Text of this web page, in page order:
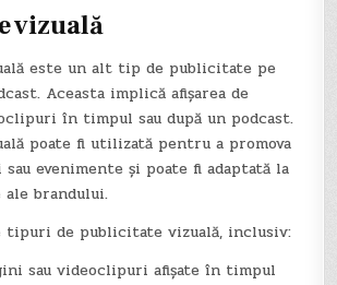
vizuală
este un alt tip de publicitate pe
Aceasta implică afișarea de
în timpul sau după un podcast.
poate fi utilizată pentru a promova
evenimente și poate fi adaptată la
ale brandului.
tipuri de publicitate vizuală, inclusiv:
sau videoclipuri afișate în timpul